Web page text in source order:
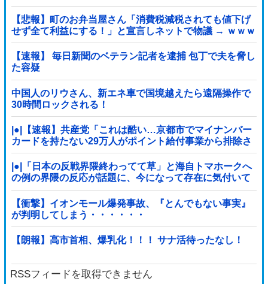
【悲報】町のお弁当屋さん「消費税減税されても値下げ
せず全て利益にする！」と宣言しネットで物議 → ｗｗｗ
ｗｗｗｗｗｗｗｗｗｗｗ
【速報】 毎日新聞のベテラン記者を逮捕 包丁で夫を脅し
た容疑
中国人のリウさん、新エネ車で国境越えたら遠隔操作で
30時間ロックされる！
|●|【速報】共産党「これは酷い…京都市でマイナンバー
カードを持たない29万人がポイント給付事業から排除さ
れた」
|●|「日本の反戦界隈終わってて草」と海自トマホークへ
の例の界隈の反応が話題に、今になって存在に気付いて
しまった結果……
【衝撃】イオンモール爆発事故、『とんでもない事実』
が判明してしまう・・・・・・
【朗報】高市首相、爆乳化！！！ サナ活待ったなし！
RSSフィードを取得できません